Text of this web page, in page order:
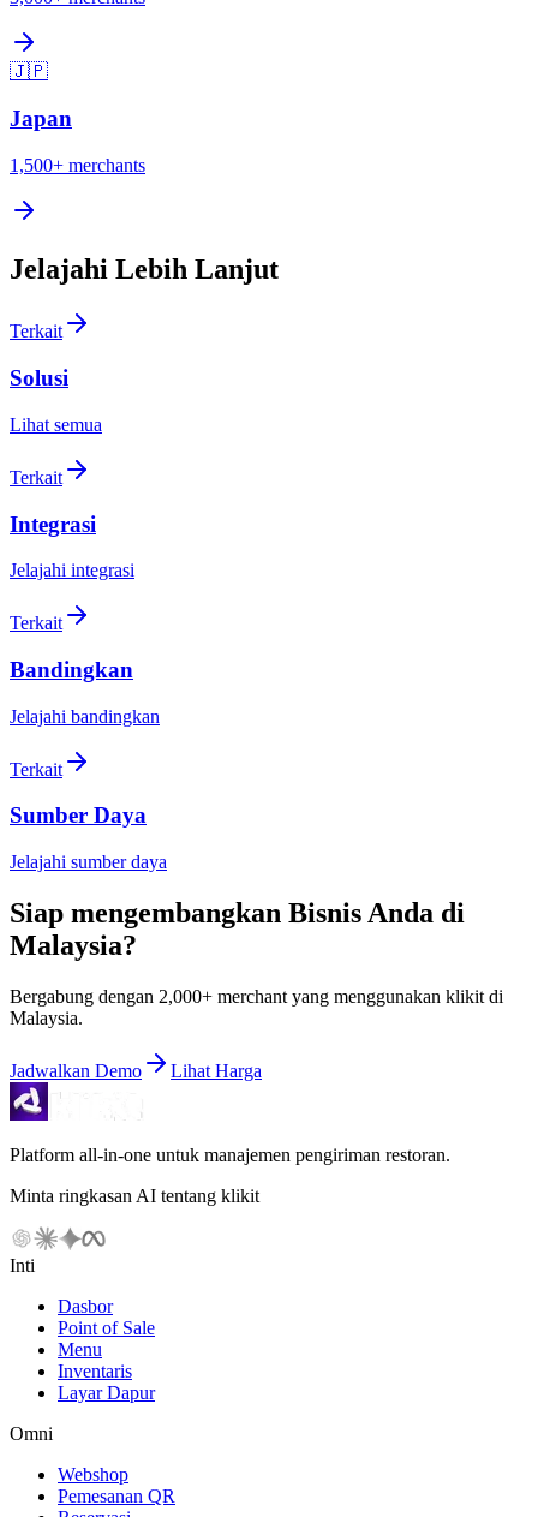
🇯🇵
Japan
1,500+ merchants
Jelajahi Lebih Lanjut
Terkait
Solusi
Lihat semua
Terkait
Integrasi
Jelajahi integrasi
Terkait
Bandingkan
Jelajahi bandingkan
Terkait
Sumber Daya
Jelajahi sumber daya
Siap mengembangkan Bisnis Anda di
Malaysia?
Bergabung dengan 2,000+ merchant yang menggunakan klikit di
Malaysia.
Jadwalkan Demo Lihat Harga
Platform all-in-one untuk manajemen pengiriman restoran.
Minta ringkasan AI tentang klikit
Inti
Dasbor
Point of Sale
Menu
Inventaris
Layar Dapur
Omni
Webshop
Pemesanan QR